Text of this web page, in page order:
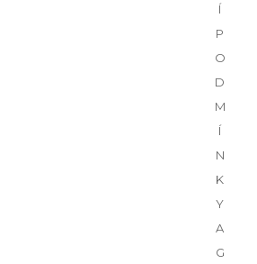
Í
P
O
D
M
Í
N
K
Y
A
G